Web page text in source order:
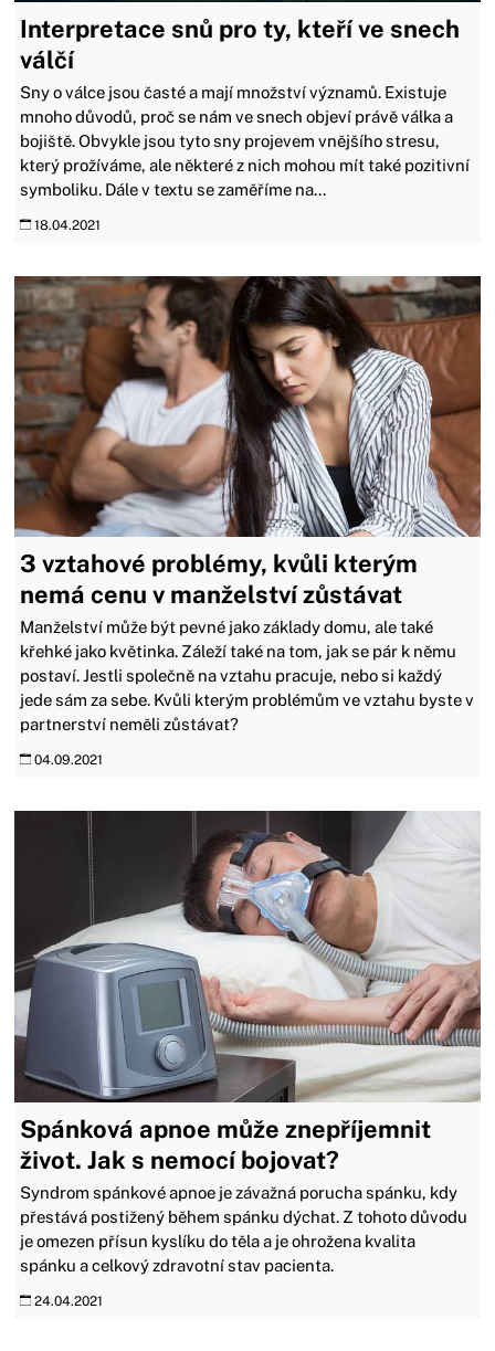
Interpretace snů pro ty, kteří ve snech
válčí
Sny o válce jsou časté a mají množství významů. Existuje
mnoho důvodů, proč se nám ve snech objeví právě válka a
bojiště. Obvykle jsou tyto sny projevem vnějšího stresu,
který prožíváme, ale některé z nich mohou mít také pozitivní
symboliku. Dále v textu se zaměříme na...
18.04.2021
3 vztahové problémy, kvůli kterým
nemá cenu v manželství zůstávat
Manželství může být pevné jako základy domu, ale také
křehké jako květinka. Záleží také na tom, jak se pár k němu
postaví. Jestli společně na vztahu pracuje, nebo si každý
jede sám za sebe. Kvůli kterým problémům ve vztahu byste v
partnerství neměli zůstávat?
04.09.2021
Spánková apnoe může znepříjemnit
život. Jak s nemocí bojovat?
Syndrom spánkové apnoe je závažná porucha spánku, kdy
přestává postižený během spánku dýchat. Z tohoto důvodu
je omezen přísun kyslíku do těla a je ohrožena kvalita
spánku a celkový zdravotní stav pacienta.
24.04.2021